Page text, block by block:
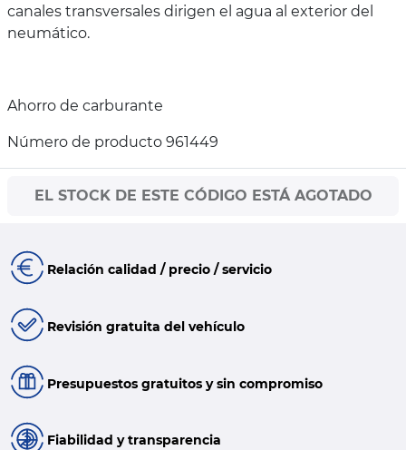
canales transversales dirigen el agua al exterior del
neumático.
Ahorro de carburante
Número de producto 961449
EL STOCK DE ESTE CÓDIGO ESTÁ AGOTADO
Relación calidad / precio / servicio
Revisión gratuita del vehículo
Presupuestos gratuitos y sin compromiso
Fiabilidad y transparencia